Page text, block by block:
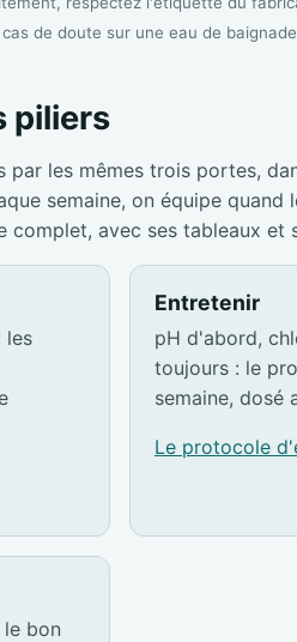
de doute sur une eau de
piliers
les mêmes trois portes,
semaine, on équipe quand
complet, avec ses tableaux et
les
Entretenir
pH d'abord,
toujours : le
semaine, dosé
Le protocole
bon